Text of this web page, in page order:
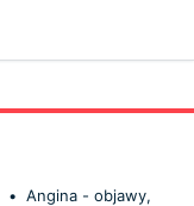
• Angina - objawy,